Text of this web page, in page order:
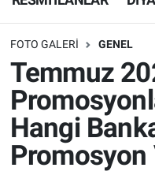
FOTO GALERI GENEL
Temmuz
Hangi
Promosyon
ASAYİŞ
DİYARBAKIR
EKONOMİ
GÜNDEM
Hava Durumu
Namaz Vakitleri
Trafik Durumu
Süper Lig Puan